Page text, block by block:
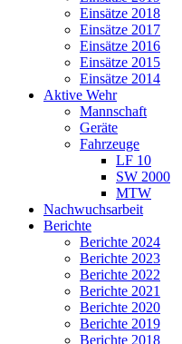
Einsätze 2018
Einsätze 2017
Einsätze 2016
Einsätze 2015
Einsätze 2014
Aktive Wehr
Mannschaft
Geräte
Fahrzeuge
LF 10
SW 2000
MTW
Nachwuchsarbeit
Berichte
Berichte 2024
Berichte 2023
Berichte 2022
Berichte 2021
Berichte 2020
Berichte 2019
Berichte 2018